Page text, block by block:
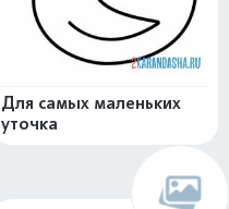
Для самых маленьких
уточка